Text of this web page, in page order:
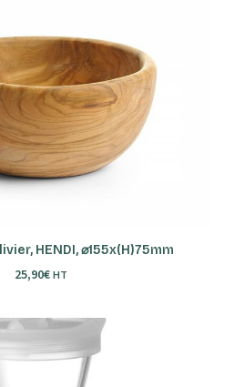
AU PANIER
HENDI, ⌀155x(H)75mm
25,90€HT